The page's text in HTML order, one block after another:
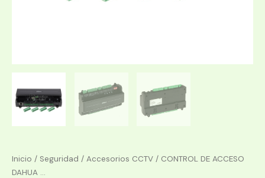
Inicio / Seguridad / Accesorios CCTV / CONTROL DE ACCESO
DAHUA ...